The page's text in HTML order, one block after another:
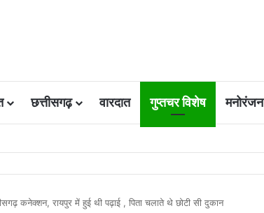
छत्तीसगढ़ वारदात गुप्तचर विशेष मनोरंजन
कोर्ट की एक गलती की वजह से जिंदगी हो गई बर्बाद; सुप्रीम कोर्ट ने किया बरी
कनेक्शन, रायपुर में हुई थी पढ़ाई , पिता चलाते थे छोटी सी दुकान